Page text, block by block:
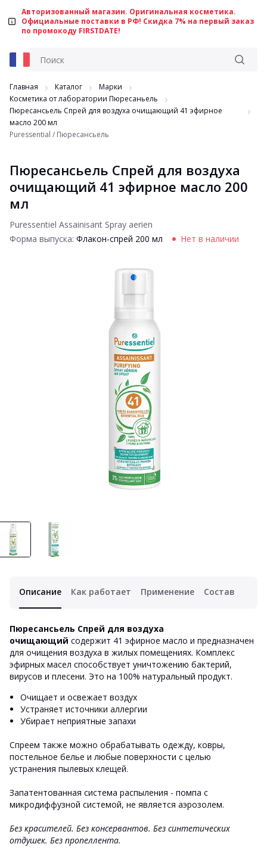
Авторизованный магазин. Оригинальная косметика.
Официальные поставки в РФ! Скидка 7% на первый заказ
по промокоду FIRSTDATE!
Главная Каталог
Марки
Косметика от лаборатории Пюресаньель
Пюресансьель Спрей для воздуха очищающий 41 эфирное
масло 200 мл
Puressential / Пюресансьель
Пюресансьель Спрей для воздуха
очищающий 41 эфирное масло 200
мл
Puressentiel Assainisant Spray aerien
Форма выпуска: Флакон-спрей 200 мл Нет в наличии
Описание Как работает Применение Состав
Пюресансьель Спрей для воздуха
очищающий содержит 41 эфирное масло и предназначен
для очищения воздуха в жилых помещениях. Комплекс
эфирных масел способствует уничтожению бактерий,
вирусов и плесени. Это на 100% натуральный продукт.
Очищает и освежает воздух
Устраняет источники аллергии
Убирает неприятные запахи
Спреем также можно обрабатывать одежду, ковры,
постельное белье и любые поверхности с целью
устранения пылевых клещей.
Запатентованная система распыления - помпа с
микродиффузной системой, не является аэрозолем.
Без красителей. Без консервантов. Без синтетических
отдушек. Без пропеллента.